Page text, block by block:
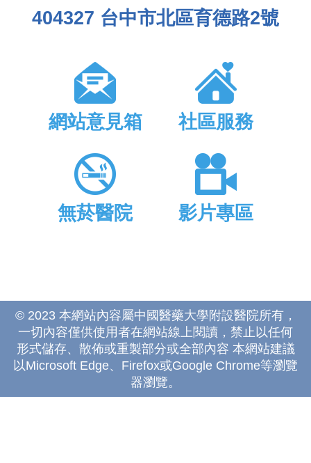
404327 台中市北區育德路2號
網站意見箱 社區服務
無菸醫院 影片專區
© 2023 本網站內容屬中國醫藥大學附設醫院所有，
一切內容僅供使用者在網站線上閱讀，禁止以任何
形式儲存、散佈或重製部分或全部內容 本網站建議
以Microsoft Edge、Firefox或Google Chrome等瀏覽
器瀏覽。